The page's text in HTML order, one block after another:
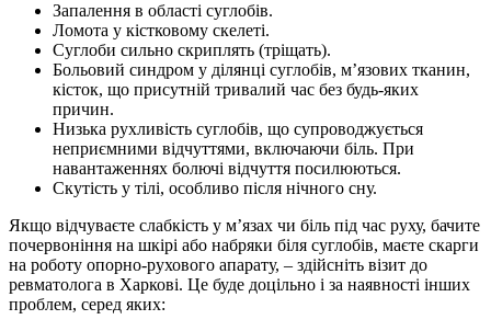
Запалення в області суглобів.
Ломота у кістковому скелеті.
Суглоби сильно скриплять (тріщать).
Больовий синдром у ділянці суглобів, м’язових тканин,
кісток, що присутній тривалий час без будь-яких
причин.
Низька рухливість суглобів, що супроводжується
неприємними відчуттями, включаючи біль. При
навантаженнях болючі відчуття посилюються.
Скутість у тілі, особливо після нічного сну.
Якщо відчуваєте слабкість у м’язах чи біль під час руху, бачите
почервоніння на шкірі або набряки біля суглобів, маєте скарги
на роботу опорно-рухового апарату, – здійсніть візит до
ревматолога в Харкові. Це буде доцільно і за наявності інших
проблем, серед яких: